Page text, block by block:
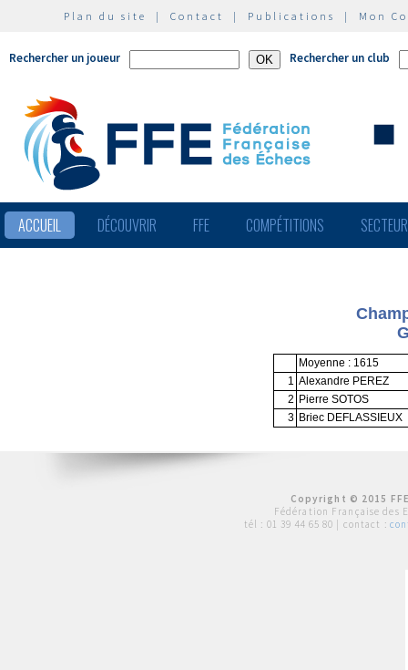
Plan du site | Contact | Publications | Mon
Rechercher un joueur Rechercher un club
ACCUEIL DÉCOUVRIR FFE COMPÉTITIONS
Moyenne : 1615
1 Alexandre PEREZ
2 Pierre SOTOS
3 Briec DEFLASSIEUX
Copyright © 2015
Fédération Française des
tél : 01 39 44 65 80 | contact :